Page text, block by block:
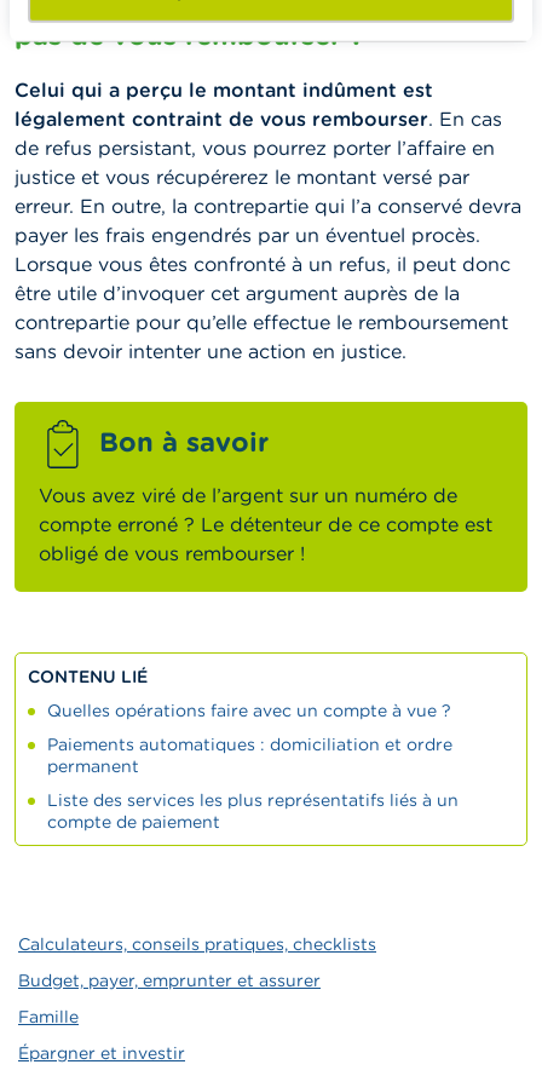
pas de vous rembourser ?
Celui qui a perçu le montant indûment est
légalement contraint de vous rembourser. En cas
de refus persistant, vous pourrez porter l’affaire en
justice et vous récupérerez le montant versé par
erreur. En outre, la contrepartie qui l’a conservé devra
payer les frais engendrés par un éventuel procès.
Lorsque vous êtes confronté à un refus, il peut donc
être utile d’invoquer cet argument auprès de la
contrepartie pour qu’elle effectue le remboursement
sans devoir intenter une action en justice.
Bon à savoir
Vous avez viré de l’argent sur un numéro de
compte erroné ? Le détenteur de ce compte est
obligé de vous rembourser !
CONTENU LIÉ
Quelles opérations faire avec un compte à vue ?
Paiements automatiques : domiciliation et ordre
permanent
Liste des services les plus représentatifs liés à un
compte de paiement
Calculateurs, conseils pratiques, checklists
Budget, payer, emprunter et assurer
Famille
Épargner et investir